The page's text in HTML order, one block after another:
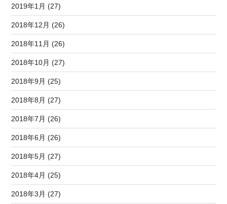
2019年1月 (27)
2018年12月 (26)
2018年11月 (26)
2018年10月 (27)
2018年9月 (25)
2018年8月 (27)
2018年7月 (26)
2018年6月 (26)
2018年5月 (27)
2018年4月 (25)
2018年3月 (27)